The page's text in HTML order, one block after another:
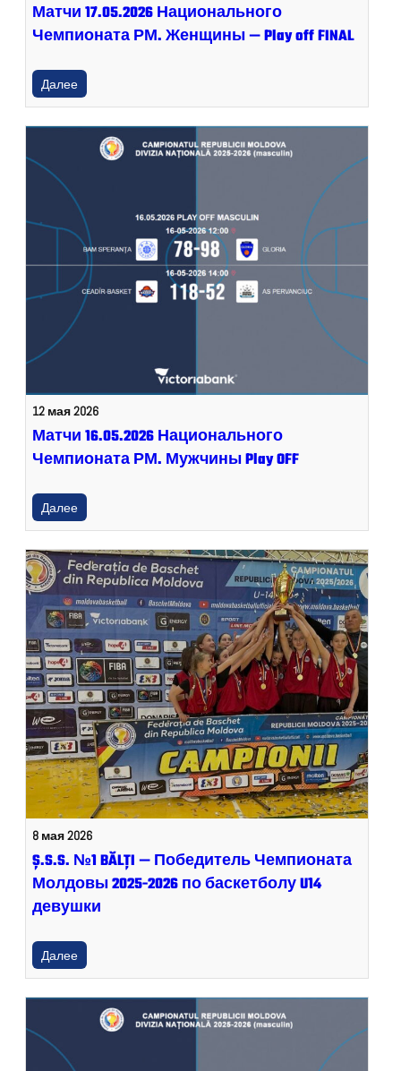
Матчи 17.05.2026 Национального
Чемпионата РМ. Женщины — Play off FINAL
Далее
12 мая 2026
Матчи 16.05.2026 Национального
Чемпионата РМ. Мужчины Play OFF
Далее
8 мая 2026
Ș.S.S. №1 BĂLȚI — Победитель Чемпионата
Молдовы 2025-2026 по баскетболу U14
девушки
Далее